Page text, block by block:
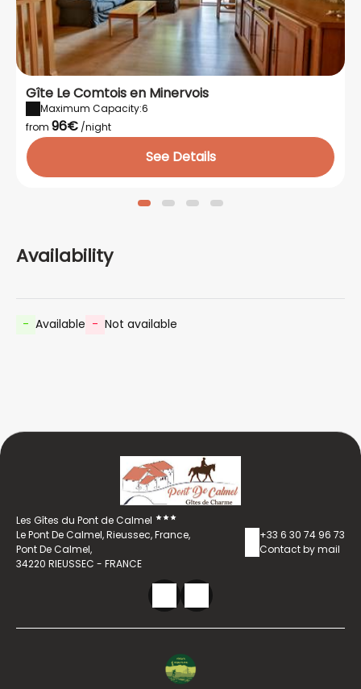
Gîte Le Comtois en Minervois
Maximum Capacity:6
from 96€ /night
See Details
Availability
- Available - Not available
Les Gîtes du Pont de Calmel
Le Pont De Calmel, Rieussec, France,
Pont De Calmel,
34220 RIEUSSEC - FRANCE
+33 6 30 74 96 73
Contact by mail